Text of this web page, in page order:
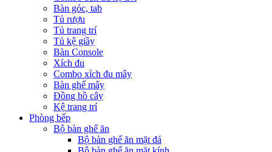
Bàn góc, tab
Tủ rượu
Tủ trang trí
Tủ kệ giầy
Bàn Console
Xích đu
Combo xích đu mây
Bàn ghế mây
Đồng hồ cây
Kệ trang trí
Phòng bếp
Bộ bàn ghế ăn
Bộ bàn ghế ăn mặt đá